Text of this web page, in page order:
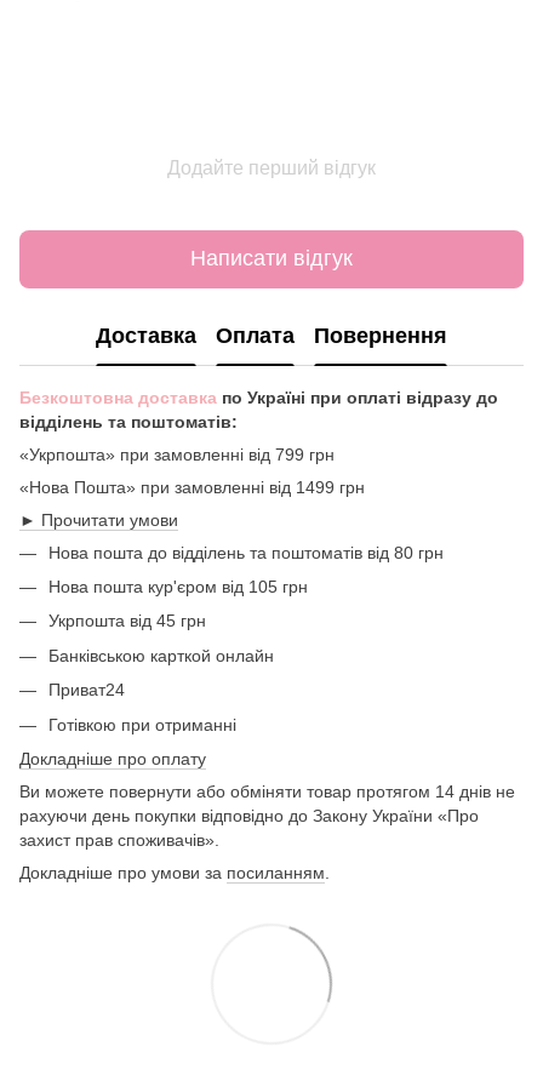
Додайте перший відгук
Написати відгук
Доставка Оплата Повернення
Безкоштовна доставка по Україні при оплаті відразу до
відділень та поштоматів:
«Укрпошта» при замовленні від 799 грн
«Нова Пошта» при замовленні від 1499 грн
► Прочитати умови
Нова пошта до відділень та поштоматів від 80 грн
Нова пошта кур'єром від 105 грн
Укрпошта від 45 грн
Банківською карткой онлайн
Приват24
Готівкою при отриманні
Докладніше про оплату
Ви можете повернути або обміняти товар протягом 14 днів не
рахуючи день покупки відповідно до Закону України «Про
захист прав споживачів».
Докладніше про умови за посиланням